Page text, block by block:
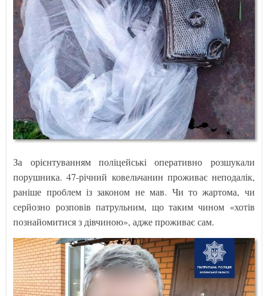
За орієнтуванням поліцейські оперативно розшукали
порушника. 47-річний ковельчанин проживає неподалік,
раніше проблем із законом не мав. Чи то жартома, чи
серйозно розповів патрульним, що таким чином «хотів
познайомитися з дівчиною», адже проживає сам.